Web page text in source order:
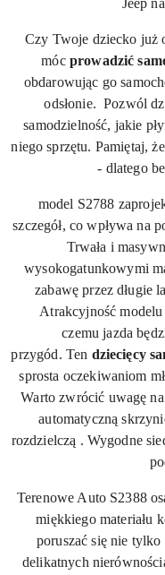
Jeep
Czy Twoje dziecko już
mócprowadzić
obdarowując go
odsłonie. Pozwól
samodzielność, jakie
niego sprzętu. Pamiętaj,
- dlatego
model S2788
szczegół, co wpływa na
Trwała i
wysokogatunkowymi
zabawę przez długie
Atrakcyjność
czemu jazda
przygód. Ten dziecięcy
sprosta oczekiwaniom
Warto zwrócić uwagę
automatyczną
rozdzielczą . Wygodne
Terenowe Auto S2388
miękkiego materiału
poruszać się nie
delikatnych